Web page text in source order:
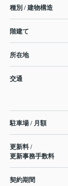
種別 / 建物構造
階建て
所在地
交通
駐車場 / 月額
更新料 /
更新事務手数料
契約期間